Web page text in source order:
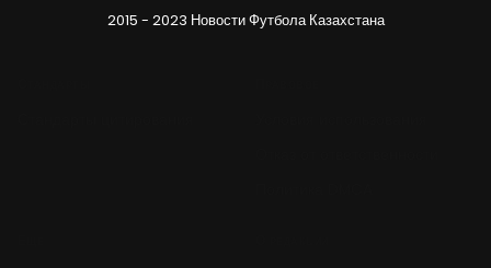
2015 - 2023 Новости Футбола Казахстана